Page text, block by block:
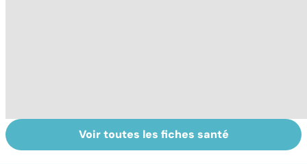
Narcolepsie : des
crises de
Maladie de
Huntington : une
Voir toutes les fiches santé